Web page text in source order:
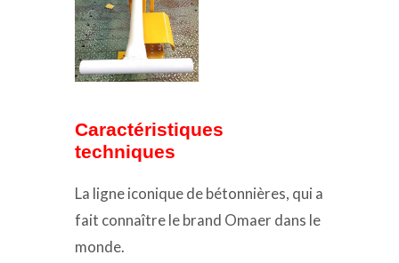
Caractéristiques
techniques
La ligne iconique de bétonnières, qui a
fait connaître le brand Omaer dans le
monde.